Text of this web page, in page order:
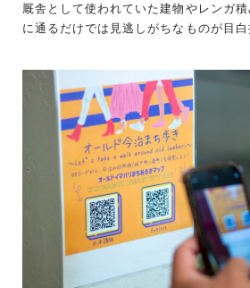
厩舎として使われていた建物やレンガ
に通るだけでは見逃しがちなものが目白